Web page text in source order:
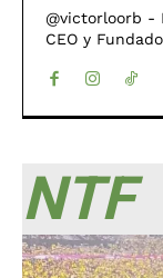
@victorloorb -
CEO y
NTF